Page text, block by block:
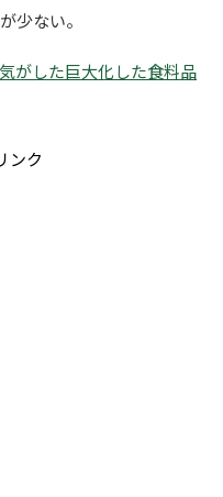
少ない。
がした巨大化した食料品
ンク